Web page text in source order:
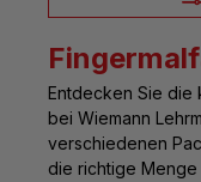
Entdecken Sie die
bei Wiemann
verschiedenen
die richtige